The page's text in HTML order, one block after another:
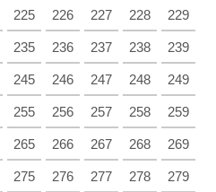
225 226 227 228 229
235 236 237 238 239
245 246 247 248 249
255 256 257 258 259
265 266 267 268 269
275 276 277 278 279